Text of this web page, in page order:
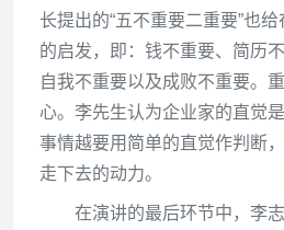
长提出的“五不重要二重要”也
的启发，即：钱不重要、简历
自我不重要以及成败不重要。
心。李先生认为企业家的直觉
事情越要用简单的直觉作判断
走下去的动力。
在演讲的最后环节中，李